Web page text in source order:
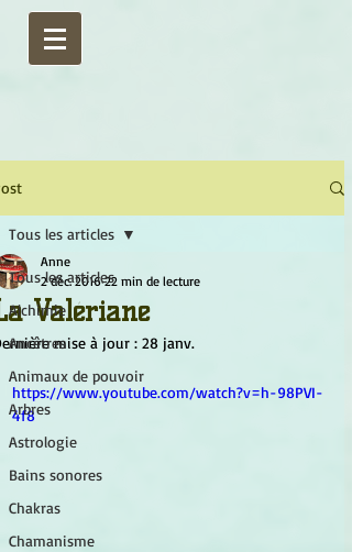
Tous les articles
Alchimie
Ancêtres
Animaux de pouvoir
Arbres
Astrologie
Bains sonores
Chakras
Chamanisme
Tous les articles
Valériane
Anne
2 déc. 2016 22 min de lecture
mise à jour : 28 janv.
https://www.youtube.com/watch?v=h-98PVI-
4f8